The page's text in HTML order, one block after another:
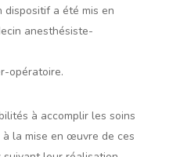
dispositif a été mis en
anesthésiste-
opératoire.
à accomplir les soins
la mise en œuvre de ces